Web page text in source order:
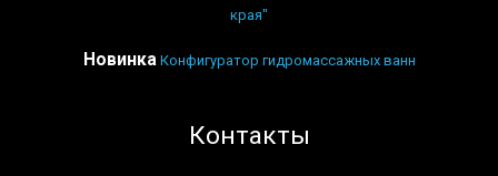
края"
Новинка Конфигуратор гидромассажных ванн
Контакты